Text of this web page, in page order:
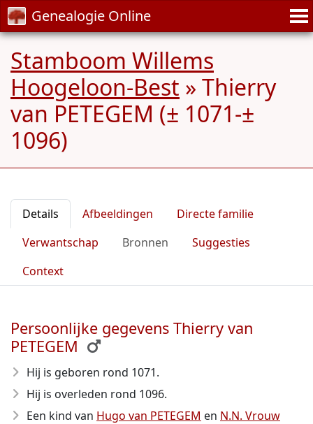
Genealogie Online
Stamboom Willems
Hoogeloon-Best » Thierry
van PETEGEM (± 1071-±
1096)
Details Afbeeldingen
Directe familie
Verwantschap
Bronnen
Suggesties
Context
Persoonlijke gegevens Thierry van
PETEGEM
Hij is geboren rond 1071.
Hij is overleden rond 1096.
Een kind van Hugo van PETEGEM en N.N. Vrouw